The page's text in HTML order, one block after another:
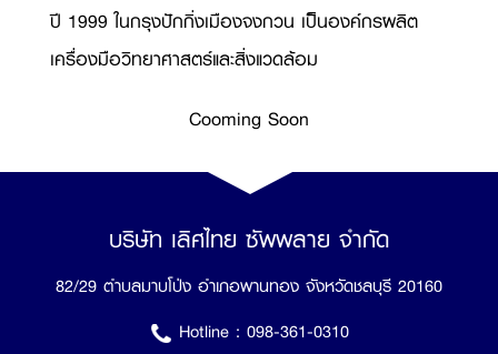
ปี 1999 ในกรุงปักกิ่งเมืองจงกวน เป็็นองค์กรผลิต
เครื่องมือวิทยาศาสตร์และสิ่งแวดล้อม
Cooming Soon
บริษัท เลิศไทย ซัพพลาย จำกัด
82/29 ตำบลมาบโป่ง อำเภอพานทอง จังหวัดชลบุรี 20160
Hotline : 098-361-0310